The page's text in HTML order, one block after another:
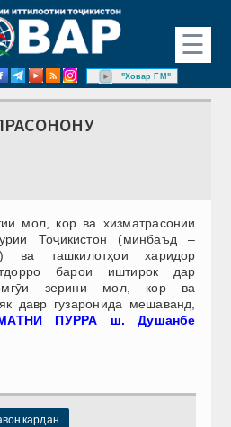
☰
"Ховар FM"
мол, кор ва хизматрасонии
Тоҷикистон (минбаъд –
ва ташкилотҳои харидор
барои иштирок дар
зерини мол, кор ва
давр гузаронида мешаванд,
ПУРРА ш. Душанбе
кардан